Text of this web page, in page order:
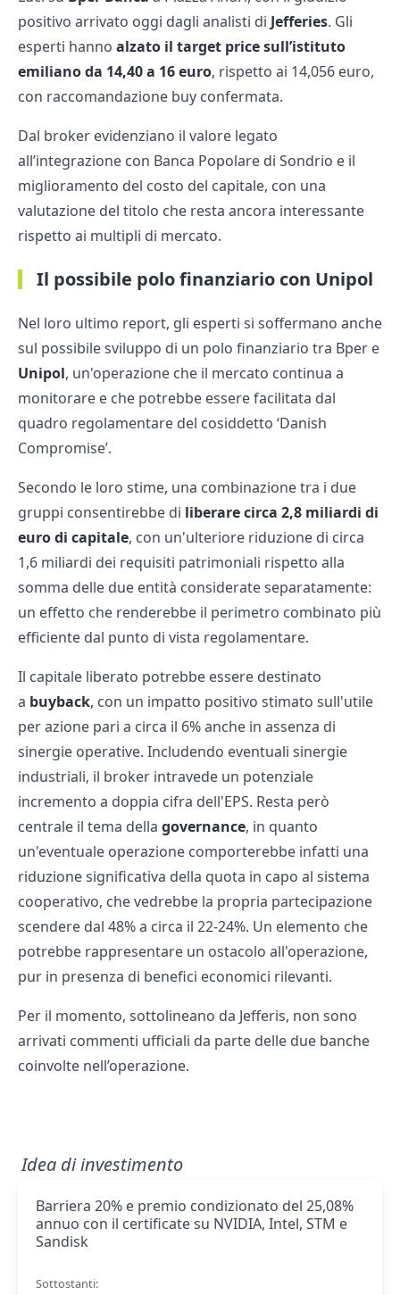
positivo arrivato oggi dagli analisti di Jefferies. Gli
esperti hanno alzato il target price sull’istituto
emiliano da 14,40 a 16 euro, rispetto ai 14,056 euro,
con raccomandazione buy confermata.
Dal broker evidenziano il valore legato
all’integrazione con Banca Popolare di Sondrio e il
miglioramento del costo del capitale, con una
valutazione del titolo che resta ancora interessante
rispetto ai multipli di mercato.
Il possibile polo finanziario con Unipol
Nel loro ultimo report, gli esperti si soffermano anche
sul possibile sviluppo di un polo finanziario tra Bper e
Unipol, un'operazione che il mercato continua a
monitorare e che potrebbe essere facilitata dal
quadro regolamentare del cosiddetto ‘Danish
Compromise’.
Secondo le loro stime, una combinazione tra i due
gruppi consentirebbe di liberare circa 2,8 miliardi di
euro di capitale, con un'ulteriore riduzione di circa
1,6 miliardi dei requisiti patrimoniali rispetto alla
somma delle due entità considerate separatamente:
un effetto che renderebbe il perimetro combinato più
efficiente dal punto di vista regolamentare.
Il capitale liberato potrebbe essere destinato
a buyback, con un impatto positivo stimato sull'utile
per azione pari a circa il 6% anche in assenza di
sinergie operative. Includendo eventuali sinergie
industriali, il broker intravede un potenziale
incremento a doppia cifra dell'EPS. Resta però
centrale il tema della governance, in quanto
un'eventuale operazione comporterebbe infatti una
riduzione significativa della quota in capo al sistema
cooperativo, che vedrebbe la propria partecipazione
scendere dal 48% a circa il 22-24%. Un elemento che
potrebbe rappresentare un ostacolo all'operazione,
pur in presenza di benefici economici rilevanti.
Per il momento, sottolineano da Jefferis, non sono
arrivati commenti ufficiali da parte delle due banche
coinvolte nell’operazione.
Idea di investimento
Barriera 20% e premio condizionato del 25,08%
annuo con il certificate su NVIDIA, Intel, STM e
Sandisk
Sottostanti: